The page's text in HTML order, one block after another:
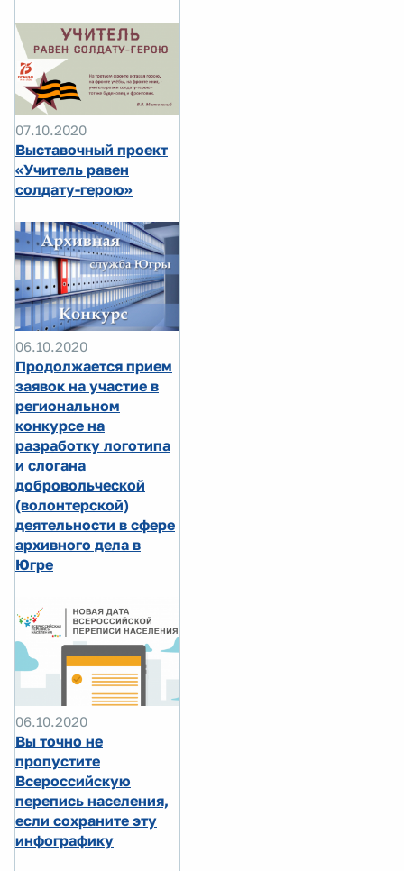
07.10.2020
Выставочный проект
«Учитель равен
солдату-герою»
06.10.2020
Продолжается прием
заявок на участие в
региональном
конкурсе на
разработку логотипа
и слогана
добровольческой
(волонтерской)
деятельности в сфере
архивного дела в
Югре
06.10.2020
Вы точно не
пропустите
Всероссийскую
перепись населения,
если сохраните эту
инфографику